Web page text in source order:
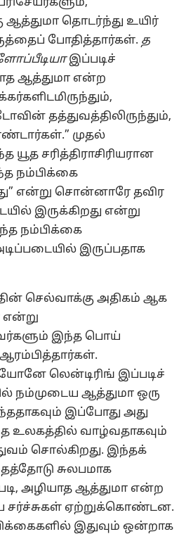
ஆத்துமா தொடர்ந்து உயிர்
போதித்தார்கள். த
இப்படிச்
ஆத்துமா என்ற
தத்துவத்திலிருந்தும்,
முதல்
சரித்திராசிரியரான
நம்பிக்கை
என்று சொன்னாரே தவிர
இருக்கிறது என்று
நம்பிக்கை
இருப்பதாக
செல்வாக்கு அதிகம் ஆக
இந்த பொய்
யோனே லென்டிரிங் இப்படிச்
நம்முடைய ஆத்துமா ஒரு
இப்போது அது
உலகத்தில் வாழ்வதாகவும்
சொல்கிறது. இந்தக்
சுலபமாக
அழியாத ஆத்துமா என்ற
ஏற்றுக்கொண்டன.
இதுவும் ஒன்றாக